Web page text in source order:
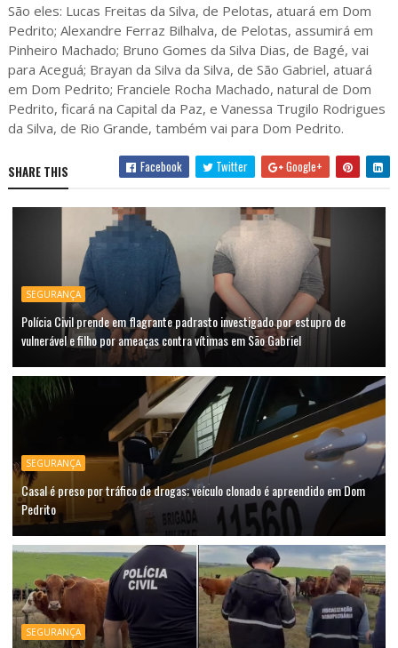
São eles: Lucas Freitas da Silva, de Pelotas, atuará em Dom
Pedrito; Alexandre Ferraz Bilhalva, de Pelotas, assumirá em
Pinheiro Machado; Bruno Gomes da Silva Dias, de Bagé, vai
para Aceguá; Brayan da Silva da Silva, de São Gabriel, atuará
em Dom Pedrito; Franciele Rocha Machado, natural de Dom
Pedrito, ficará na Capital da Paz, e Vanessa Trugilo Rodrigues
da Silva, de Rio Grande, também vai para Dom Pedrito.
SHARE THIS Facebook Twitter Google+
SEGURANÇA
Polícia Civil prende em flagrante padrasto investigado por estupro de
vulnerável e filho por ameaças contra vítimas em São Gabriel
SEGURANÇA
Casal é preso por tráfico de drogas; veículo clonado é apreendido em Dom
Pedrito
SEGURANÇA